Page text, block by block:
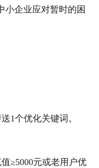
小企业应对暂时的困
1个优化关键词。
≥5000元或老用户优